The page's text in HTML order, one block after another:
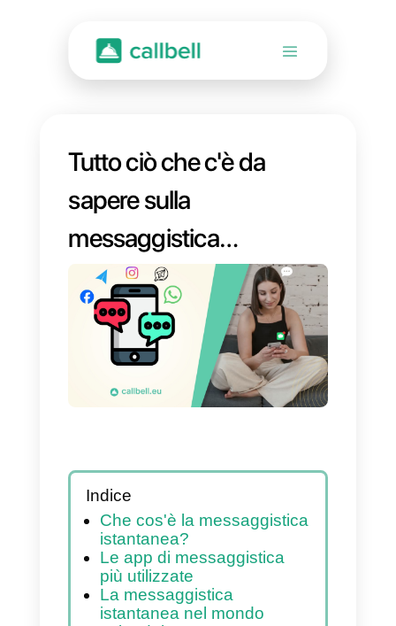
Tutto ciò che c'è da
sapere sulla
messaggistica
istantanea:
definizione, app in
pratici
Indice